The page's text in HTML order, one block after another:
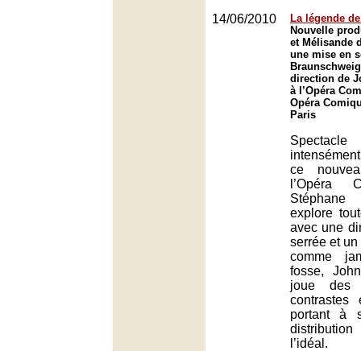
14/06/2010
La légende
Nouvelle
et Mélisande
une mise en
direction de
à l’Opéra
Opéra
Paris
ce
l’Opéra
Stéphane
explore
avec une
serrée et
comme
fosse,
joue des
contrastes
portant à
l’idéal.